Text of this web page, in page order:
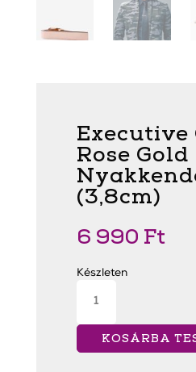
Executive
Rose Gold
(3,8cm)
6 990 Ft
Készleten
Clasp
Gold
Nyakkendőtű
(3,8cm)
KOSÁRBA